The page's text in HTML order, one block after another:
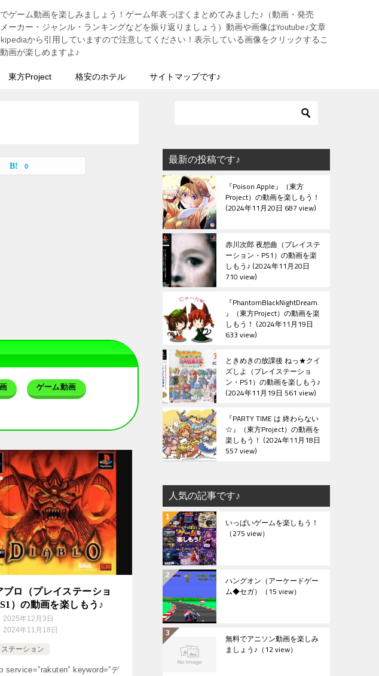
ゲーム動画を楽しみましょう！ゲーム年表っぽくまとめてみました♪（動画・発売
ーカー・ジャンル・ランキングなどを振り返りましょう）動画や画像はYoutube♪文章
から引用していますので注意してください！表示している画像をクリックするこ
画が楽しめますよ♪
東方Project 格安のホテル サイトマップです♪
0
ゲーム動画
ブロ（プレイステーショ
）の動画を楽しもう♪
2025年12月3日
2024年11月18日
テーション
service=”rakuten” keyword=”デ
最新の投稿です♪
『Poison Apple』（東方
Project）の動画を楽しもう！
2024年11月20日 687 view
赤川次郎 夜想曲（プレイステ
ーション・PS1）の動画を楽
しもう♪ 2024年11月20日
710 view
『PhantomBlackNightDream.
』（東方Project）の動画を楽
しもう！ 2024年11月19日
633 view
ときめきの放課後 ねっ★クイ
ズしよ（プレイステーショ
ン・PS1）の動画を楽しもう♪
2024年11月19日 561 view
『PARTY TIME は 終わらない
☆』（東方Project）の動画を
楽しもう！ 2024年11月18日
557 view
人気の記事です♪
いっぱいゲームを楽しもう！
（275 view）
ハングオン（アーケードゲー
ム◆セガ） （15 view）
無料でアニソン動画を楽しみ
ましょう♪ （12 view）